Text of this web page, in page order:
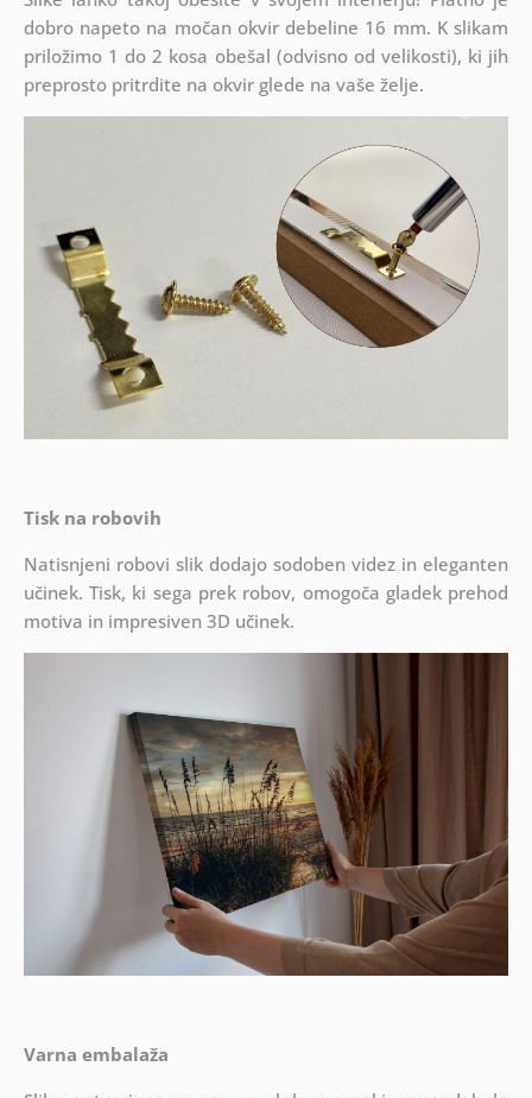
dobro napeto na močan okvir debeline 16 mm. K slikam
priložimo 1 do 2 kosa obešal (odvisno od velikosti), ki jih
preprosto pritrdite na okvir glede na vaše želje.
Tisk na robovih
Natisnjeni robovi slik dodajo sodoben videz in eleganten
učinek. Tisk, ki sega prek robov, omogoča gladek prehod
motiva in impresiven 3D učinek.
Varna embalaža